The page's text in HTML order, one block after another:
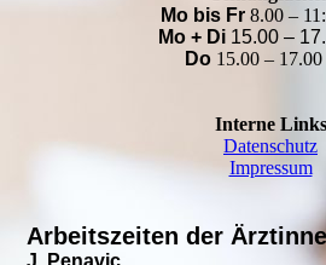
Mo bis Fr 8.00 –
Mo + Di 15.00 –
Do15.00 –
Interne Links
Datenschutz
Impressum
Arbeitszeiten der
J. Penavic